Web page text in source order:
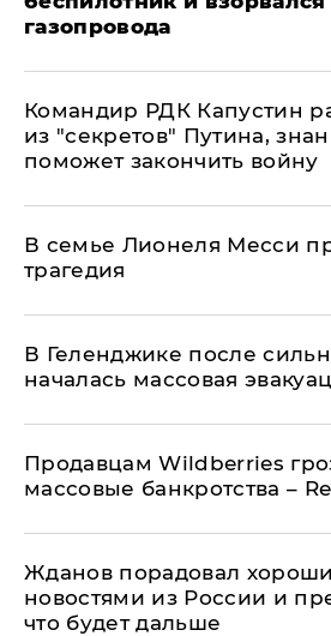
газопровода
Командир РДК Капустин
из "секретов" Путина,
поможет закончить войну
В семье Лионеля Месси
трагедия
В Геленджике после
началась массовая
Продавцам Wildberries
массовые банкротства –
Жданов порадовал
новостями из России и
что будет дальше